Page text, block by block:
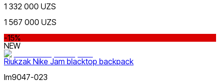
1 332 000 UZS
1 567 000 UZS
-15%
NEW
Riukzak Nike Jam blacktop backpack
lm9047-023